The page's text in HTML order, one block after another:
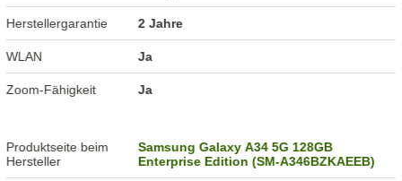
Herstellergarantie 2 Jahre
WLAN Ja
Zoom-Fähigkeit Ja
Produktseite beim
Hersteller
Samsung Galaxy A34 5G 128GB
Enterprise Edition (SM-A346BZKAEEB)